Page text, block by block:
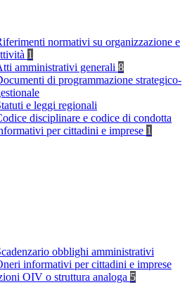
normativi su organizzazione e
1
amministrativi generali 8
di programmazione strategico-
e leggi regionali
disciplinare e codice di condotta
per cittadini e imprese 1
obblighi amministrativi
informativi per cittadini e imprese
OIV o struttura analoga 5